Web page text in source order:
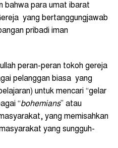
bahwa para umat ibarat
yang bertanggungjawab
pribadi iman
peran-peran tokoh gereja
pelanggan biasa yang
untuk mencari “gelar
“bohemians” atau
yang memisahkan
yang sungguh-